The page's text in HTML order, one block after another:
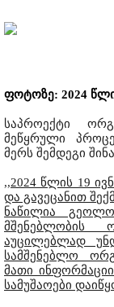
ფოტოზე: 2024
საპროექტი
მეწყრული
მერს შემდეგი
,,2024 წლის 19
და გავეცანით
ნაწილია
მშენებლობის
აუცილებლად
სამშენებლო
მათი
სამუშაოები